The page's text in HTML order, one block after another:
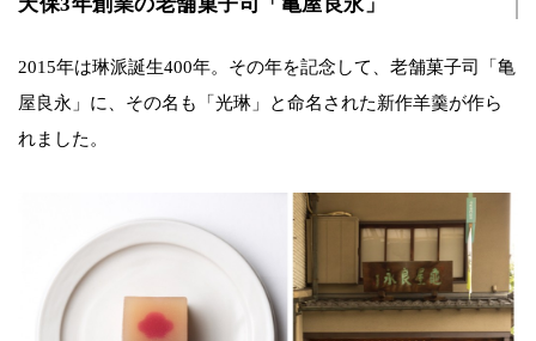
天保3年創業の老舗菓子司「亀屋良永」
2015年は琳派誕生400年。その年を記念して、老舗菓子司「亀
屋良永」に、その名も「光琳」と命名された新作羊羹が作ら
れました。